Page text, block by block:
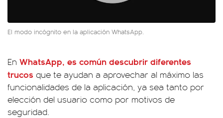
El modo incógnito en la aplicación WhatsApp.
En WhatsApp, es común descubrir diferentes
trucos que te ayudan a aprovechar al máximo las
funcionalidades de la aplicación, ya sea tanto por
elección del usuario como por motivos de
seguridad.